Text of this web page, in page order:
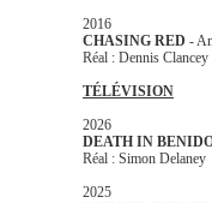
2016
CHASING RED -
Réal : Dennis Clancey
TÉLÉVISION
2026
DEATH IN
Réal : Simon Delaney
2025